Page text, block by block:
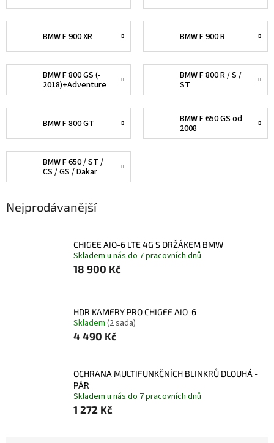
BMW F 900 XR BMW F 900 R
BMW F 800 GS (-
2018)+Adventure
BMW F 800 R / S /
ST
BMW F 800 GT
BMW F 650 GS od
2008
BMW F 650 / ST /
CS / GS / Dakar
Nejprodávanější
CHIGEE AIO-6 LTE 4G S DRŽÁKEM BMW
Skladem u nás do 7 pracovních dnů
18 900 Kč
HDR KAMERY PRO CHIGEE AIO-6
Skladem (2 sada)
4 490 Kč
OCHRANA MULTIFUNKČNÍCH BLINKRŮ DLOUHÁ -
PÁR
Skladem u nás do 7 pracovních dnů
1 272 Kč